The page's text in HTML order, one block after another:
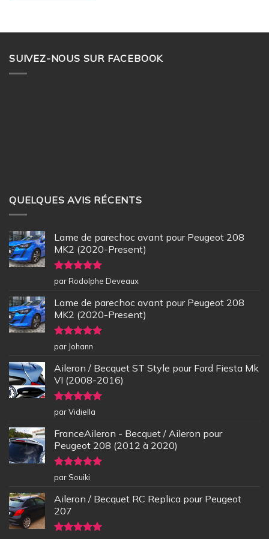
SUIVEZ-NOUS SUR FACEBOOK
QUELQUES AVIS RÉCENTS
Lame de parechoc avant pour Peugeot 208
MK2 (2020-Present)
Note5sur
5
par Rodolphe Deveaux
Lame de parechoc avant pour Peugeot 208
MK2 (2020-Present)
Note5sur
5
par Johann
Aileron / Becquet ST Style pour Ford Fiesta Mk
VI (2008-2016)
Note5sur
5
par Vidiella
FranceAileron - Becquet / Aileron pour
Peugeot 208 (2012 à 2020)
Note5sur
5
par Souiki
Aileron / Becquet RC Replica pour Peugeot
207